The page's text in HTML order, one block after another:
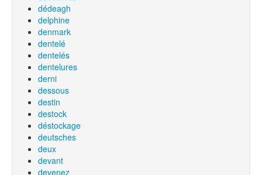
dédeagh
delphine
denmark
dentelé
dentelés
dentelures
derni
dessous
destin
destock
déstockage
deutsches
deux
devant
devenez